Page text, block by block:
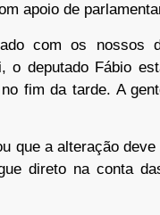
apoio de
com os nossos
o deputado Fábio
fim da tarde. A
que a alteração
direto na conta